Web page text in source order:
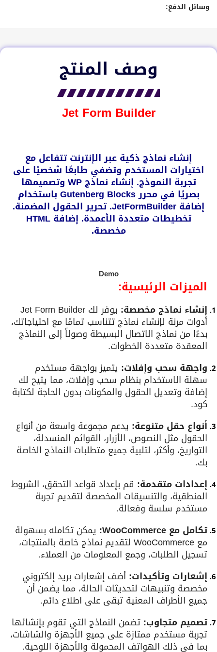
وسائل الدفع:
وصف المنتج
Jet Form Builder
إنشاء نماذج ذكية عبر الإنترنت تتفاعل مع
اختيارات المستخدم وتضفي طابعًا شخصيًا على
تجربة النموذج. إنشاء نماذج WP وتصميمها
بصريًا في محرر Gutenberg Blocks باستخدام
إضافة JetFormBuilder. تحرير الحقول المضمنة.
تخطيطات متعددة الأعمدة. إضافة HTML
مخصصة.
Demo
الميزات الرئيسية:
إنشاء نماذج مخصصة: يوفر لك Jet Form Builder
أدوات مرنة لإنشاء نماذج تتناسب تمامًا مع احتياجاتك،
بدءًا من نماذج الاتصال البسيطة وصولاً إلى النماذج
المعقدة متعددة الخطوات.
واجهة سحب وإفلات: يتميز بواجهة مستخدم
سهلة الاستخدام بنظام سحب وإفلات، مما يتيح لك
إضافة وتعديل الحقول والمكونات بدون الحاجة لكتابة
كود.
أنواع حقل متنوعة: يدعم مجموعة واسعة من أنواع
الحقول مثل النصوص، الأزرار، القوائم المنسدلة،
التواريخ، وأكثر، لتلبية جميع متطلبات النماذج الخاصة
بك.
إعدادات متقدمة: قم بإعداد قواعد التحقق، الشروط
المنطقية، والتنسيقات المخصصة لتقديم تجربة
مستخدم سلسة وفعالة.
تكامل مع WooCommerce:
يمكن تكامله بسهولة
مع WooCommerce لتقديم نماذج خاصة بالمنتجات،
تسجيل الطلبات، وجمع المعلومات من العملاء.
إشعارات وتأكيدات: أضف إشعارات بريد إلكتروني
مخصصة وتنبيهات لتحديثات الحالة، مما يضمن أن
جميع الأطراف المعنية تبقى على اطلاع دائم.
تصميم متجاوب: تضمن النماذج التي تقوم بإنشائها
تجربة مستخدم ممتازة على جميع الأجهزة والشاشات،
بما في ذلك الهواتف المحمولة والأجهزة اللوحية.